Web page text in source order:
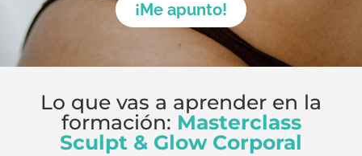
¡Me apunto!
Lo que vas a aprender en la
formación: Masterclass
Sculpt & Glow Corporal